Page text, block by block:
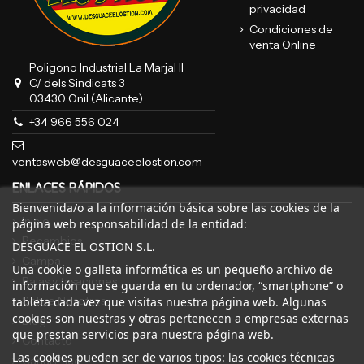
Poligono Industrial La Marjal II
C/ dels Sindicats 3
03430 Onil (Alicante)
+34 966 556 024
ventasweb@desguaceelostion.com
privacidad
Condiciones de
venta Online
ENLACES RÁPIDOS
Inicio
Recambios
Bajas y tasaciones
Sobre Nosotros
Blog
Contacto
Canal Ético
Bienvenida/o a la información básica sobre las cookies de la
página web responsabilidad de la entidad:
DESGUACE EL OSTION S.L.
Una cookie o galleta informática es un pequeño archivo de
información que se guarda en tu ordenador, “smartphone” o
tableta cada vez que visitas nuestra página web. Algunas
cookies son nuestras y otras pertenecen a empresas externas
que prestan servicios para nuestra página web.
Las cookies pueden ser de varios tipos: las cookies técnicas